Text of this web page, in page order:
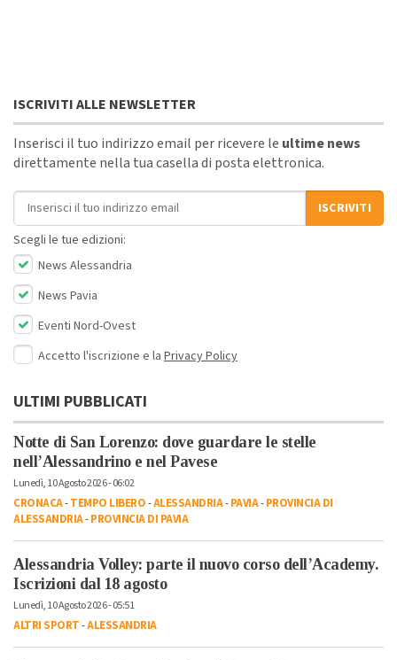
ISCRIVITI ALLE NEWSLETTER
Inserisci il tuo indirizzo email per ricevere le ultime news
direttamente nella tua casella di posta elettronica.
Indirizzo email
ISCRIVITI
Scegli le tue edizioni:
News Alessandria
News Pavia
Eventi Nord-Ovest
Accetto l'iscrizione e la Privacy Policy
ULTIMI PUBBLICATI
Notte di San Lorenzo: dove guardare le stelle
nell’Alessandrino e nel Pavese
Lunedì, 10 Agosto 2026 - 06:02
CRONACA-TEMPO LIBERO-ALESSANDRIA-PAVIA-PROVINCIA DI
ALESSANDRIA-PROVINCIA DI PAVIA
Alessandria Volley: parte il nuovo corso dell’Academy.
Iscrizioni dal 18 agosto
Lunedì, 10 Agosto 2026 - 05:51
ALTRI SPORT-ALESSANDRIA